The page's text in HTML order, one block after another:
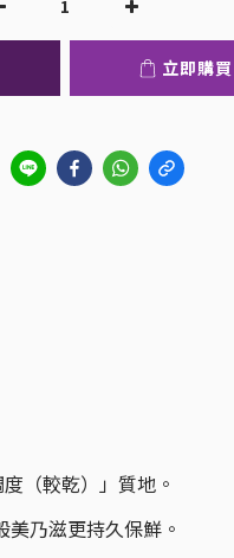
立即購買
（較乾）」質地。
乃滋更持久保鮮。